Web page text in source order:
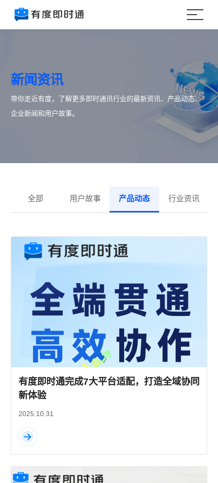
新闻资讯
带你走近有度，了解更多即时通讯行业的最新资讯、产品动态、
企业新闻和用户故事。
全部 用户故事 产品动态 行业资讯
有度即时通完成7大平台适配，打造全域协同
新体验
2025.10.31